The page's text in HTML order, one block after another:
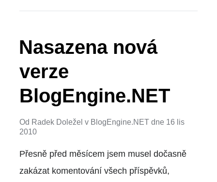
Nasazena nová
verze
BlogEngine.NET
Od Radek Doležel v BlogEngine.NET dne 16 lis
2010
Přesně před měsícem jsem musel dočasně
zakázat komentování všech příspěvků,